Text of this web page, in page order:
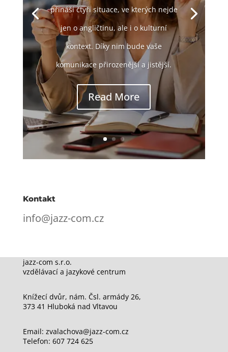
přináší čtyři situace, ve kterých nejde
jen o angličtinu, ale i o kulturní
kontext. Díky nim bude vaše
komunikace přirozenější a jistější.
Read More
Kontakt
info@jazz-com.cz
jazz-com s.r.o.
vzdělávací a jazykové centrum
Knížecí dvůr, nám. Čsl. armády 26,
373 41 Hluboká nad Vltavou
Email: zvalachova@jazz-com.cz
Telefon: 607 724 625